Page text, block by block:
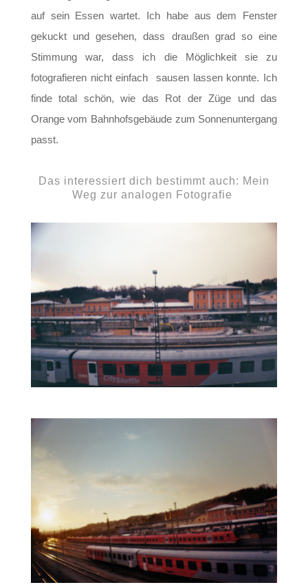
auf sein Essen wartet. Ich habe aus dem Fenster
gekuckt und gesehen, dass draußen grad so eine
Stimmung war, dass ich die Möglichkeit sie zu
fotografieren nicht einfach sausen lassen konnte. Ich
finde total schön, wie das Rot der Züge und das
Orange vom Bahnhofsgebäude zum Sonnenuntergang
passt.
Das interessiert dich bestimmt auch: Mein
Weg zur analogen Fotografie